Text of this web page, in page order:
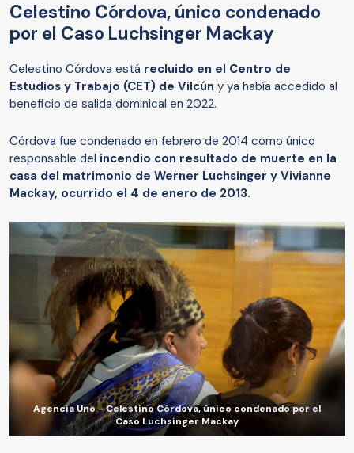
Celestino Córdova, único condenado
por el Caso Luchsinger Mackay
Celestino Córdova está recluido en el Centro de
Estudios y Trabajo (CET) de Vilcún y ya había accedido al
beneficio de salida dominical en 2022.
Córdova fue condenado en febrero de 2014 como único
responsable del incendio con resultado de muerte en la
casa del matrimonio de Werner Luchsinger y Vivianne
Mackay, ocurrido el 4 de enero de 2013.
Agencia Uno - Celestino Córdova, único condenado por el
Caso Luchsinger Mackay